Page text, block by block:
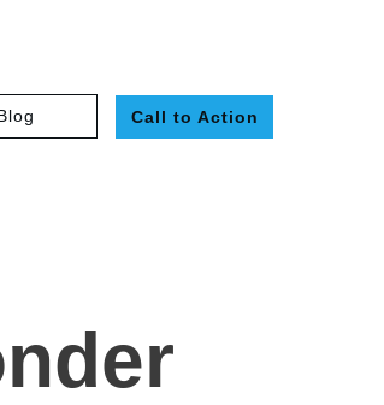
Call to Action